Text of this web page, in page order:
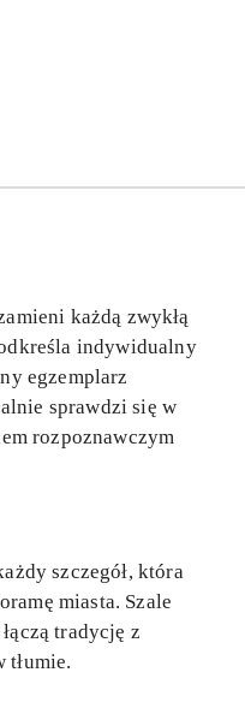
każdą zwykłą
indywidualny
egzemplarz
sprawdzi się w
rozpoznawczym
szczegół, która
miasta. Szale
tradycję z
tłumie.